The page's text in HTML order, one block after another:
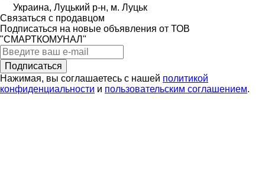
Украина, Луцький р-н, м. Луцьк
Связаться с продавцом
Подписаться на новые объявления от ТОВ
"СМАРТКОМУНАЛ"
Подписаться
Нажимая, вы соглашаетесь с нашей политикой
конфиденциальности и пользовательским соглашением.